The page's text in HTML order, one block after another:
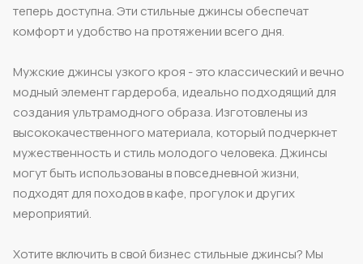
теперь доступна. Эти стильные джинсы обеспечат
комфорт и удобство на протяжении всего дня.
Мужские джинсы узкого кроя - это классический и вечно
модный элемент гардероба, идеально подходящий для
создания ультрамодного образа. Изготовлены из
высококачественного материала, который подчеркнет
мужественность и стиль молодого человека. Джинсы
могут быть использованы в повседневной жизни,
подходят для походов в кафе, прогулок и других
мероприятий.
Хотите включить в свой бизнес стильные джинсы? Мы